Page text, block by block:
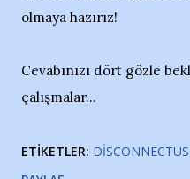
olmaya hazırız!
Cevabınızı dört gözle
çalışmalar...
ETIKETLER: